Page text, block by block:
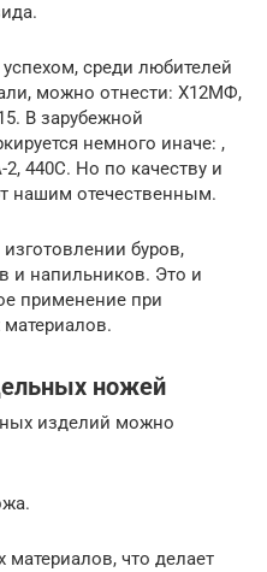
среди любителей
можно отнести: Х12МФ,
В зарубежной
немного иначе: ,
2, 440C. Но по качеству и
нашим отечественным.
буров,
и напильников. Это и
применение при
материалов.
ножей
изделий можно
что делает